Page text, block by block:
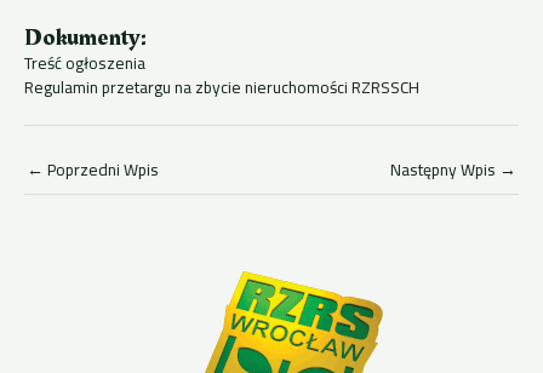
Dokumenty:
Treść ogłoszenia
Regulamin przetargu na zbycie nieruchomości RZRSSCH
←Poprzedni Wpis Następny Wpis →